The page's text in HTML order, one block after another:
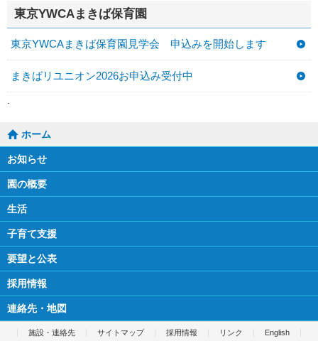
東京YWCAまきば保育園
東京YWCAまきば保育園見学会 申込みを開始します
まきばリユニオン2026お申込み受付中
ホーム
お知らせ
園の概要
生活
子育て支援
要望と公表
採用情報
連絡先・地図
施設・連絡先 サイトマップ 採用情報 リンク English